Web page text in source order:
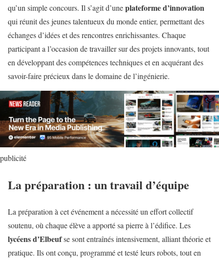
qu’un simple concours. Il s’agit d’uneplateforme d’innovation
qui réunit des jeunes talentueux du monde entier, permettant des
échanges d’idées et des rencontres enrichissantes. Chaque
participant a l’occasion de travailler sur des projets innovants, tout
en développant des compétences techniques et en acquérant des
savoir-faire précieux dans le domaine de l’ingénierie.
publicité
La préparation : un travail d’équipe
La préparation à cet événement a nécessité un effort collectif
soutenu, où chaque élève a apporté sa pierre à l’édifice. Les
lycéens d’Elbeufse sont entraînés intensivement, alliant théorie et
pratique. Ils ont conçu, programmé et testé leurs robots, tout en